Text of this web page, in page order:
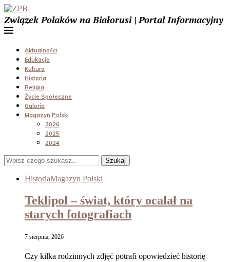
Związek Polaków na Białorusi | Portal Informacyjny
Aktualności
Edukacja
Kultura
Historia
Religia
Życie Społeczne
Galeria
Magazyn Polski
2026
2025
2024
Szukaj
HistoriaMagazyn Polski
Teklipol – świat, który ocalał na
starych fotografiach
7 sierpnia, 2026
Czy kilka rodzinnych zdjęć potrafi opowiedzieć historię